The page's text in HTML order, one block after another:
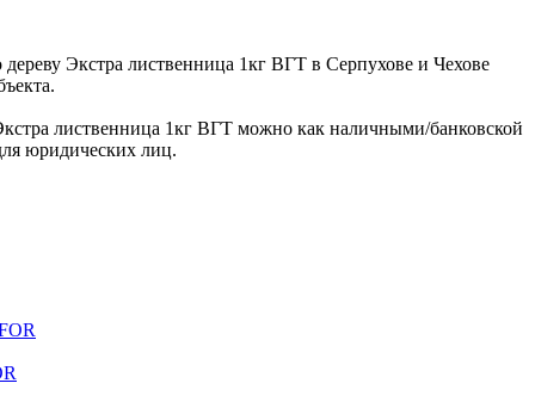
Экстра лиственница 1кг ВГТ в Серпухове и Чехове
лиственница 1кг ВГТ можно как наличными/банковской
юридических лиц.